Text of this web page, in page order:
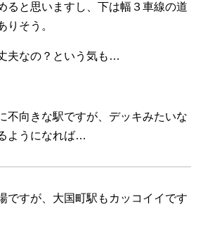
ると思いますし、下は幅３車線の道
りそう。
夫なの？という気も…
不向きな駅ですが、デッキみたいな
ようになれば…
ですが、大国町駅もカッコイイです